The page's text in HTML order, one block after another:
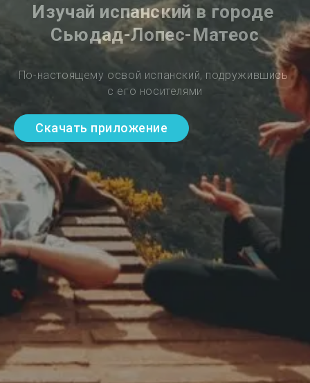
Изучай испанский в городе
Сьюдад-Лопес-Матеос
По-настоящему освой испанский, подружившись
с его носителями
Скачать приложение